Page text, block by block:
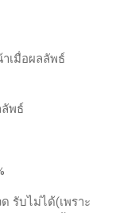
เมื่อผลลัพธ์
พธ์
รับไม่ได้(เพราะ